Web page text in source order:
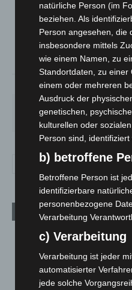
Mäßig Bewölkt
79%
33° 27°
Aktuelle Beiträge
Kunst trifft Weingenuss:
8. August 2026
A2: Zweite Turbobaustelle
natürliche Person (im
beziehen. Als
Person angesehen, die
insbesondere mittels
wie einem Namen, zu
Standortdaten, zu einer
einem oder mehreren
Ausdruck der
genetischen,
kulturellen oder
Person sind, identifiziert
b) betroffene
Betroffene Person ist
identifizierbare
personenbezogene
Verarbeitung
c) Verarbeitung
Verarbeitung ist jeder
automatisierter
jede solche